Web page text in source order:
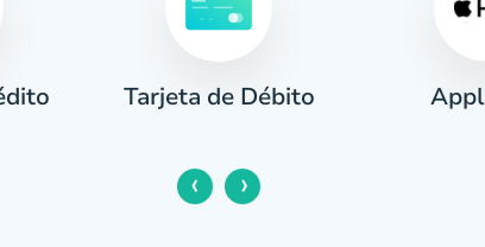
Tarjeta de Débito
‹ ›